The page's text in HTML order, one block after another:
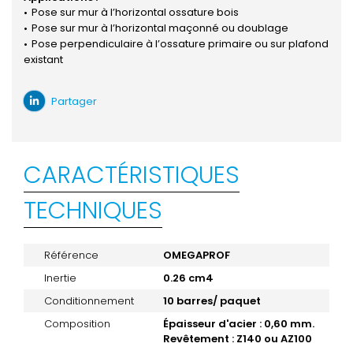
Pose sur mur à l’horizontal ossature bois
Pose sur mur à l’horizontal maçonné ou doublage
Pose perpendiculaire à l’ossature primaire ou sur plafond
existant
Partager
CARACTÉRISTIQUES
TECHNIQUES
Référence
OMEGAPROF
Inertie
0.26 cm4
Conditionnement
10 barres/ paquet
Composition
Épaisseur d'acier : 0,60 mm.
Revêtement : Z140 ou AZ100